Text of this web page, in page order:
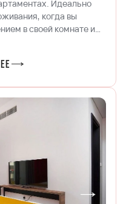
Идеально
когда вы
в своей комнате и